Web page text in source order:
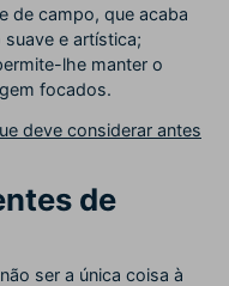
de campo, que acaba
e artística;
lhe manter o
focados.
deve considerar antes
de
ser a única coisa à